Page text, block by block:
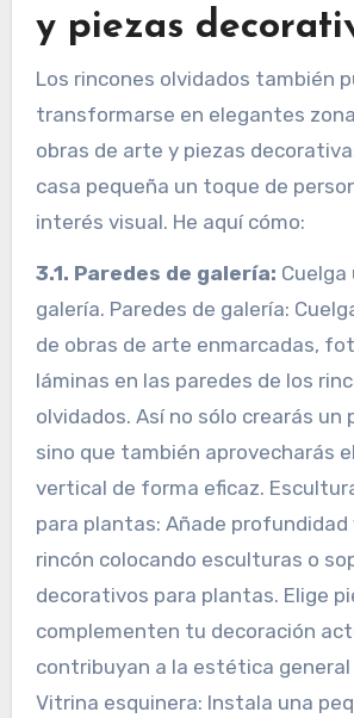
y piezas
Los rincones olvidados también
transformarse en elegantes
obras de arte y piezas
casa pequeña un toque de
interés visual. He aquí cómo:
3.1. Paredes de galería: Cuelga
galería. Paredes de galería:
de obras de arte enmarcadas,
láminas en las paredes de los
olvidados. Así no sólo crearás un
sino que también aprovecharás
vertical de forma eficaz.
para plantas: Añade profundidad
rincón colocando esculturas o
decorativos para plantas. Elige
complementen tu decoración
contribuyan a la estética general
Vitrina esquinera: Instala una